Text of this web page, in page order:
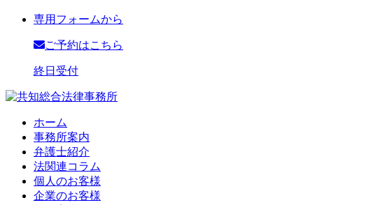
専用フォームから
ご予約はこちら
終日受付
ホーム
事務所案内
弁護士紹介
法関連コラム
個人のお客様
企業のお客様